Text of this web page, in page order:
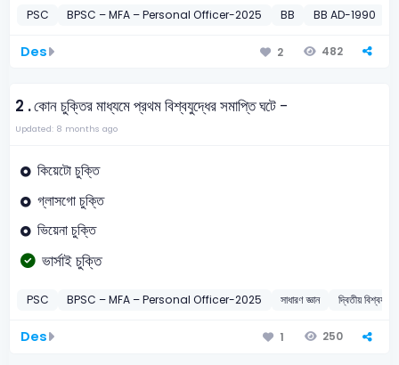
PSC BPSC – MFA – Personal Officer-2025 BB BB AD-1990
Des 2 482
2 .কোন চুক্তির মাধ্যমে প্রথম বিশ্বযুদ্ধের সমাপ্তি ঘটে -
Updated: 8 months ago
কিয়েটো চুক্তি
গ্লাসগো চুক্তি
ভিয়েনা চুক্তি
ভার্সাই চুক্তি
PSC BPSC – MFA – Personal Officer-2025 সাধারণ জ্ঞান দ্বিতীয় বিশ্বযুদ্ধ
Des 1 250